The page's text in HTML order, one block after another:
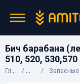
Бич барабана
510, 520, 530,570
Главная КаталогЗапасные части к